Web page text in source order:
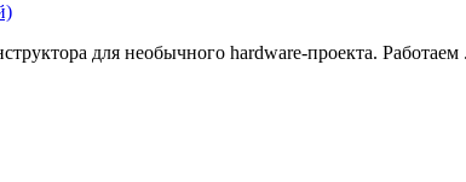
для необычного hardware-проекта. Работаем